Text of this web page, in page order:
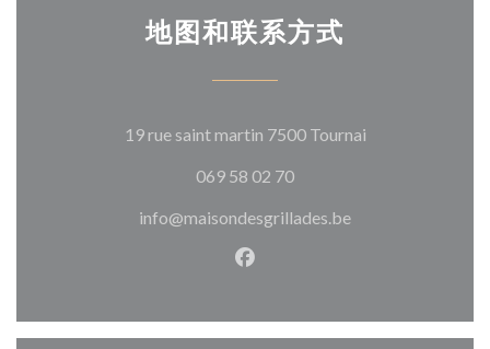
地图和联系方式
19 rue saint martin 7500 Tournai((在新窗口中打
069 58 02 70
info@maisondesgrillades.be
Facebook ((在新窗口中打开